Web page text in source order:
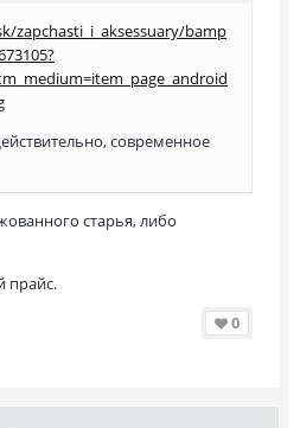
zapchasti_i_aksessuary/bamp
современное
старья, либо
прайс.
0